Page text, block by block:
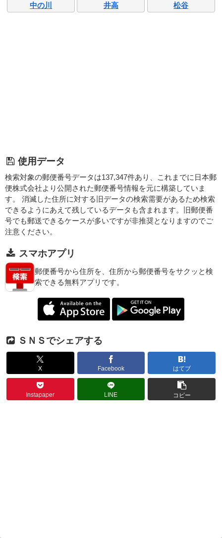
中の川 井高 松谷
使用データ
検索対象の郵便番号データは137,347件あり、これまでに日本郵
便株式会社より公開された郵便番号情報を元に構築していま
す。 消滅した住所に対する旧データの検索需要があるため検索
できるようにあえて残しているデータも含まれます。旧郵便番
号でも郵送できるケースが多いですが非推奨となりますのでご
注意ください。
スマホアプリ
郵便番号から住所を、住所から郵便番号をサクッと検
索できる無料アプリです。
ＳＮＳでシェアする
X Facebook はてブ
Instapaper LINE コピー